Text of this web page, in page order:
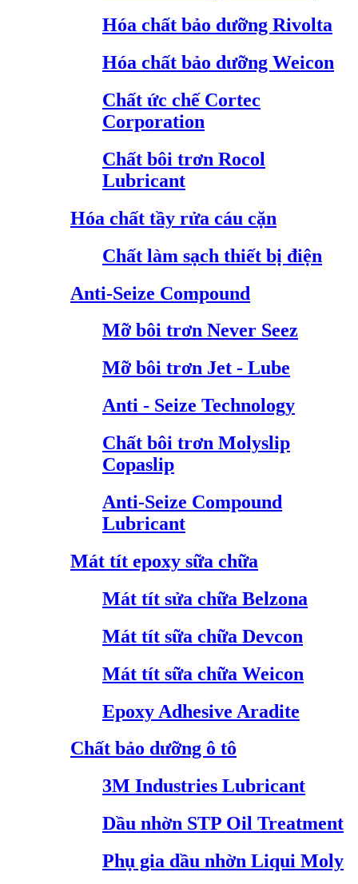
Hóa chất bảo dưỡng Rivolta
Hóa chất bảo dưỡng Weicon
Chất ức chế Cortec
Corporation
Chất bôi trơn Rocol
Lubricant
Hóa chất tầy rửa cáu cặn
Chất làm sạch thiết bị điện
Anti-Seize Compound
Mỡ bôi trơn Never Seez
Mỡ bôi trơn Jet - Lube
Anti - Seize Technology
Chất bôi trơn Molyslip
Copaslip
Anti-Seize Compound
Lubricant
Mát tít epoxy sữa chữa
Mát tít sửa chữa Belzona
Mát tít sữa chữa Devcon
Mát tít sữa chữa Weicon
Epoxy Adhesive Aradite
Chất bảo dưỡng ô tô
3M Industries Lubricant
Dầu nhờn STP Oil Treatment
Phụ gia dầu nhờn Liqui Moly